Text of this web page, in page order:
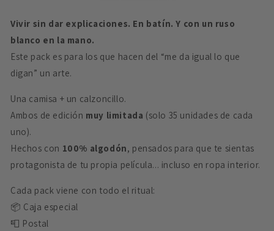
Vivir sin dar explicaciones. En batín. Y con un ruso
blanco en la mano.
Este pack es para los que hacen del “me da igual lo que
digan” un arte.
Una camisa + un calzoncillo.
Ambos de edición muy limitada (solo 35 unidades de cada
uno).
Hechos con 100% algodón, pensados para que te sientas
protagonista de tu propia película... incluso en ropa interior.
Cada pack viene con todo el ritual:
📦 Caja especial
📮 Postal